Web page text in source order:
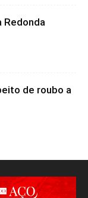
Redonda
de roubo a